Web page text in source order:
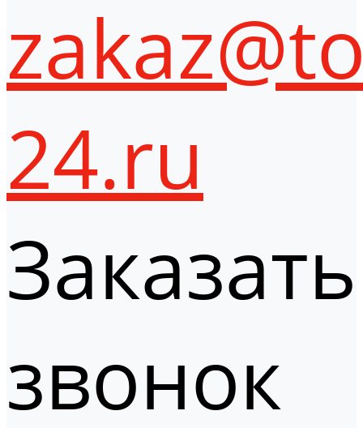
24.ru
Заказать
звонок